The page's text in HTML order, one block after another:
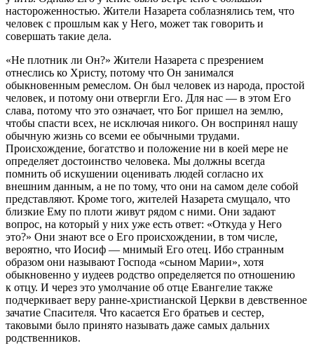
настороженностью. Жители Назарета соблазнялись тем, что
человек с прошлым как у Него, может так говорить и
совершать такие дела.
«Не плотник ли Он?» Жители Назарета с презрением
отнеслись ко Христу, потому что Он занимался
обыкновенным ремеслом. Он был человек из народа, простой
человек, и потому они отвергли Его. Для нас — в этом Его
слава, потому что это означает, что Бог пришел на землю,
чтобы спасти всех, не исключая никого. Он воспринял нашу
обычную жизнь со всеми ее обычными трудами.
Происхождение, богатство и положение ни в коей мере не
определяет достоинство человека. Мы должны всегда
помнить об искушении оценивать людей согласно их
внешним данным, а не по тому, что они на самом деле собой
представляют. Кроме того, жителей Назарета смущало, что
близкие Ему по плоти живут рядом с ними. Они задают
вопрос, на который у них уже есть ответ: «Откуда у Него
это?» Они знают все о Его происхождении, в том числе,
вероятно, что Иосиф — мнимый Его отец. Ибо странным
образом они называют Господа «сыном Марии», хотя
обыкновенно у иудеев родство определяется по отношению
к отцу. И через это умолчание об отце Евангелие также
подчеркивает веру ранне-христианской Церкви в девственное
зачатие Спасителя. Что касается Его братьев и сестер,
таковыми было принято называть даже самых дальних
родственников.